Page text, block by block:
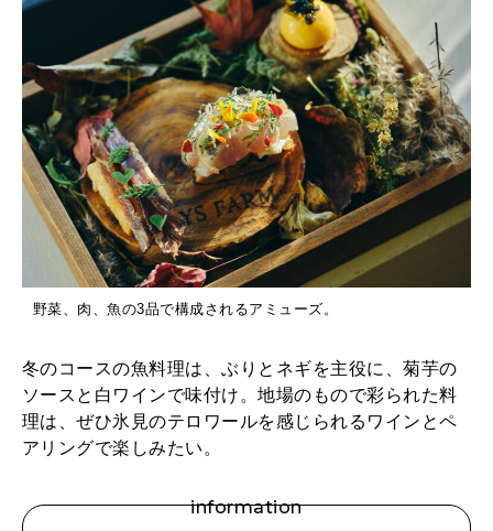
野菜、肉、魚の3品で構成されるアミューズ。
冬のコースの魚料理は、ぶりとネギを主役に、菊芋の
ソースと白ワインで味付け。地場のもので彩られた料
理は、ぜひ氷見のテロワールを感じられるワインとペ
アリングで楽しみたい。
information